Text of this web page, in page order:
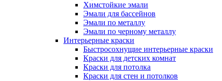
Химстойкие эмали
Эмали для бассейнов
Эмали по металлу
Эмали по черному металлу
Интерьерные краски
Быстросохнущие интерьерные краски
Краски для детских комнат
Краски для потолка
Краски для стен и потолков